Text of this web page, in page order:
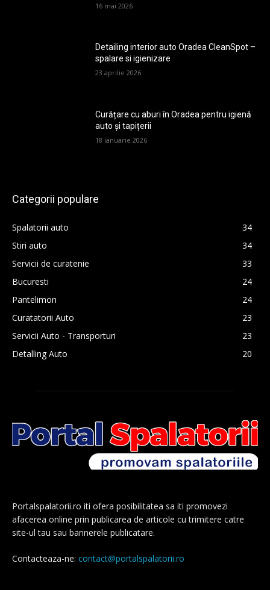
16 mai 2026
Detailing interior auto Oradea CleanSpot –
spalare si igienizare
23 aprilie 2026
Curățare cu aburi în Oradea pentru igienă
auto și tapițerii
18 ianuarie 2026
Categorii populare
Spalatorii auto
34
Stiri auto
34
Servicii de curatenie
33
Bucuresti
24
Pantelimon
24
Curatatorii Auto
23
Servicii Auto - Transporturi
23
Detalling Auto
20
Portalspalatorii.ro iti ofera posibilitatea sa iti promovezi
afacerea online prin publicarea de articole cu trimitere catre
site-ul tau sau bannerele publicatare.
Contacteaza-ne: contact@portalspalatorii.ro